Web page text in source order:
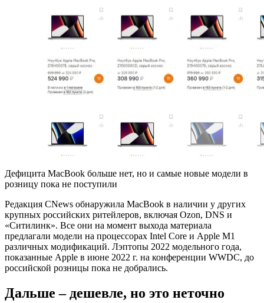
Дефицита MacBook больше нет, но и самые новые модели в
розницу пока не поступили
Редакция CNews обнаружила MacBook в наличии у других
крупных российских ритейлеров, включая Ozon, DNS и
«Ситилинк». Все они на момент выхода материала
предлагали модели на процессорах Intel Core и Apple M1
различных модификаций. Лэптопы 2022 модельного года,
показанные Apple в июне 2022 г. на конференции WWDC, до
российской розницы пока не добрались.
Дальше – дешевле, но это неточно